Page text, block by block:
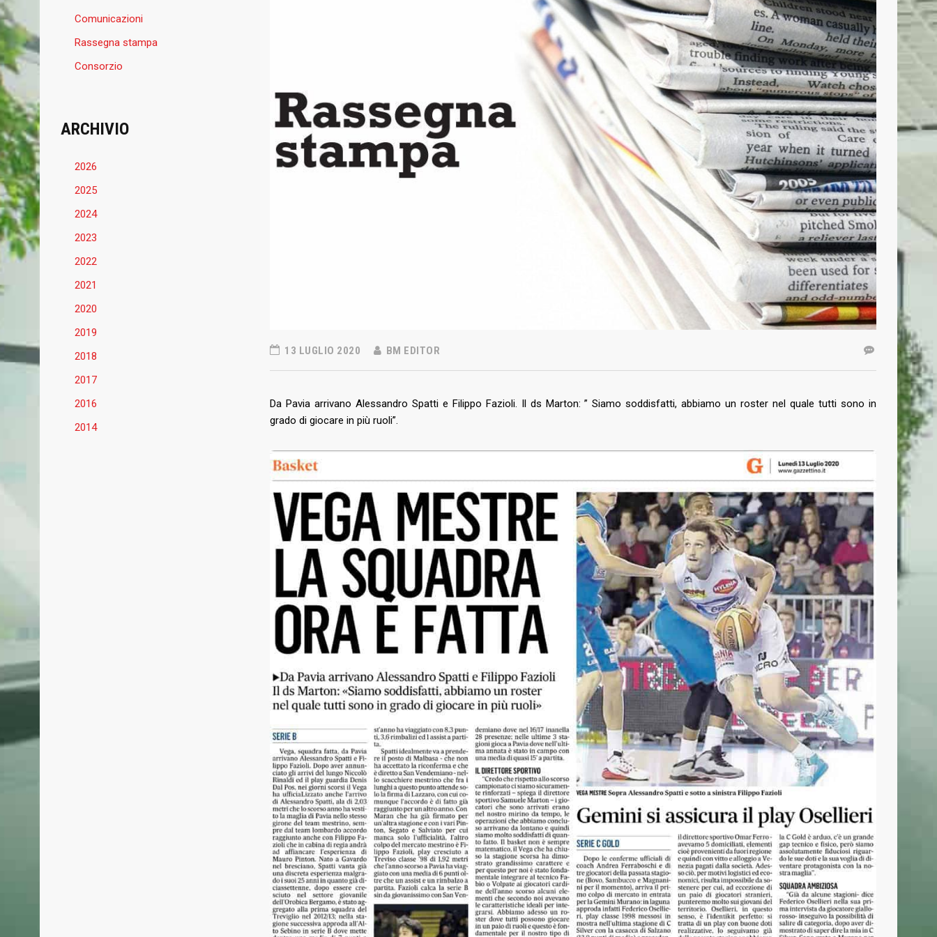
13 LUGLIO 2020 BM EDITOR
Da Pavia arrivano Alessandro Spatti e Filippo Fazioli. Il ds Marton: ” Siamo soddisfatti, abbiamo un roster nel quale tutti sono in
grado di giocare in più ruoli”.
Comunicazioni
Rassegna stampa
Consorzio
ARCHIVIO
2026
2025
2024
2023
2022
2021
2020
2019
2018
2017
2016
2014
Basket Mestre – Basket Club
Malcontenta: una nuova
collaborazione che aumenta la rete
del Grifone nel territorio
31 LUGLIO 2026
Un incontro d’eccezione per il
Grifone!
24 LUGLIO 2026
22 LUGLIO 2026
Abbonamenti
Biglietti
Download
Regolamento Emergenza Covid-19
Consorzio Progetto Mestre
CONTATTI
Basket Mestre 1958 SSD a.r.l
Orari Segreteria:
Lun – Merc dalle 19.00 alle 20.30
T(+39) 320 7147731
segreteria@basketmestre.it
NEWSLETTER
Iscriviti alla nostra Newsletter per rimanere
sempre aggiornato.